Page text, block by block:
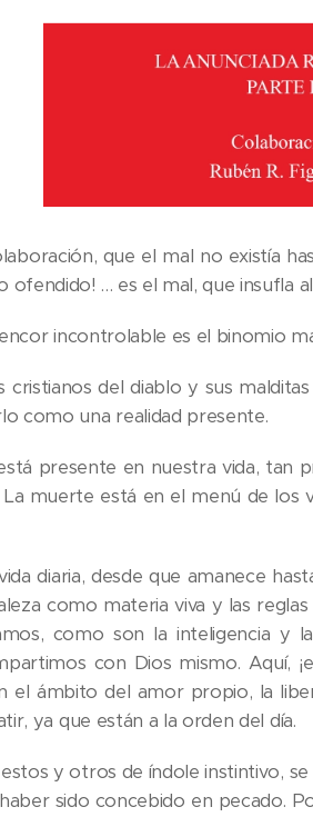
que el mal no existía
… es el mal, que insufla
incontrolable es el binomio
del diablo y sus
como una realidad presente.
presente en nuestra vida,
La muerte está en el menú de
diaria, desde que amanece
como materia viva y las
como son la inteligencia y
con Dios mismo. Aquí,
el ámbito del amor propio, la
ya que están a la orden del día.
y otros de índole instintivo,
sido concebido en pecado.